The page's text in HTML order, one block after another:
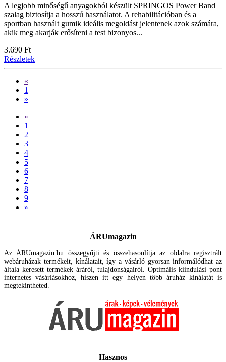
A legjobb minőségű anyagokból készült SPRINGOS Power Band
szalag biztosítja a hosszú használatot. A rehabilitációban és a
sportban használt gumik ideális megoldást jelentenek azok számára,
akik meg akarják erősíteni a test bizonyos...
3.690 Ft
Részletek
«
1
»
«
1
2
3
4
5
6
7
8
9
»
ÁRUmagazin
Az ÁRUmagazin.hu összegyűjti és összehasonlítja az oldalra regisztrált
webáruházak termékeit, kínálatait, így a vásárló gyorsan informálódhat az
általa keresett termékek áráról, tulajdonságairól. Optimális kiindulási pont
internetes vásárlásokhoz, hiszen itt egy helyen több áruház kínálatát is
megtekintheted.
Hasznos